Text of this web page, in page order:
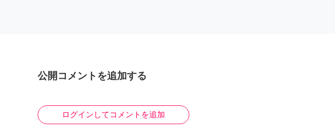
公開コメントを追加する
ログインしてコメントを追加